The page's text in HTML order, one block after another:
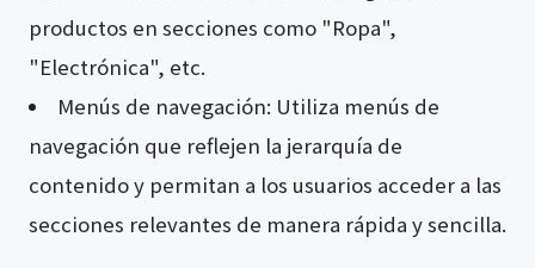
productos en secciones como "Ropa",
"Electrónica", etc.
Menús de navegación: Utiliza menús de
navegación que reflejen la jerarquía de
contenido y permitan a los usuarios acceder a las
secciones relevantes de manera rápida y sencilla.